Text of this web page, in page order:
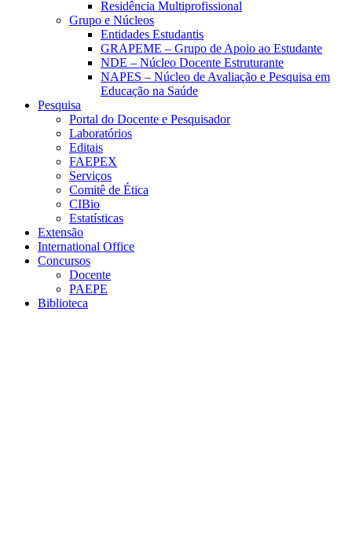
Residência Multiprofissional
Grupo e Núcleos
Entidades Estudantis
GRAPEME – Grupo de Apoio ao Estudante
NDE – Núcleo Docente Estruturante
NAPES – Núcleo de Avaliação e Pesquisa em
Educação na Saúde
Pesquisa
Portal do Docente e Pesquisador
Laboratórios
Editais
FAEPEX
Serviços
Comitê de Ética
CIBio
Estatísticas
Extensão
International Office
Concursos
Docente
PAEPE
Biblioteca